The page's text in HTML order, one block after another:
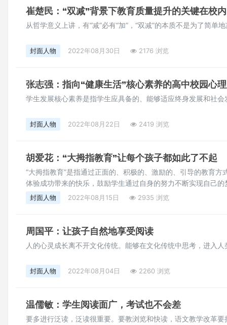
崔楚民：“双减”背景下教育质量提升的关键在校内
从哲学意义上讲，有“减”必有“加”，“双减”的本质不是为了简单
封面人物 2022年08月30日 2176 浏览
张志强：指向“健康生活”核心素养的高中校园心
学生发展核心素养是指学生应具备的、能够适应终身发展和社
封面人物 2022年08月22日 2419 浏览
胡爱花：“大拇指教育”让每个孩子都如此了不起
“大拇指教育”是指通过正面的、积极的、激励的、引导的教育
体验成功带来的快乐，鼓励学生通过自身的努力不断实现自己的
封面人物 2022年08月15日 2935 浏览
周国平：让孩子自然地享受阅读
人的心灵成长离不开文化传统。能够在文化传统中思考，进入
封面人物 2022年08月04日 2260 浏览
温儒敏：学生阅读面广，考试也不会差
要多进行泛读，泛读很重要。要教浏览和快读，语文教学改革